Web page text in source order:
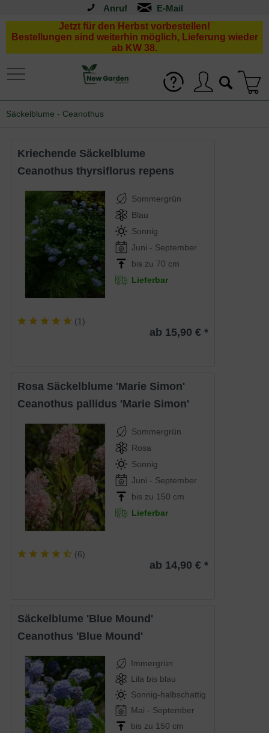
Anruf
Jetzt für den Herbst vorbestellen!
Bestellungen sind weiterhin möglich, Lieferung wieder
ab KW 38.
Säckelblume - Ceanothus
Kriechende Säckelblume
Ceanothus thyrsiflorus repens
Sommergrün
Blau
Sonnig
Juni - September
bis zu 70 cm
Lieferbar
(1)
ab 15,90 € *
Rosa Säckelblume 'Marie Simon'
Ceanothus pallidus 'Marie Simon'
Sommergrün
Rosa
Sonnig
Juni - September
bis zu 150 cm
Lieferbar
(6)
ab 14,90 € *
Säckelblume 'Blue Mound'
Ceanothus 'Blue Mound'
Immergrün
Lila bis blau
Sonnig-halbschattig
Mai - September
bis zu 150 cm